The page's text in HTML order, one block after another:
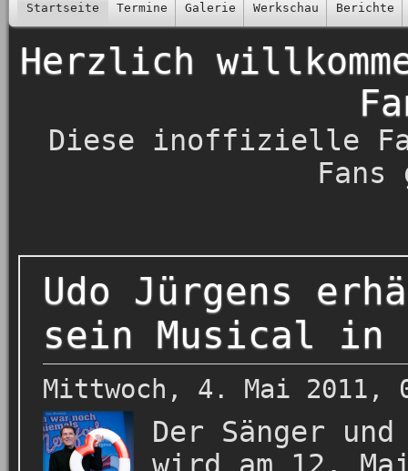
Startseite Termine Galerie Werkschau Berichte
Herzlich
Diese inoffizielle
Udo Jürgens
sein Musical
Mittwoch, 4. Mai 2011,
Der Sänger